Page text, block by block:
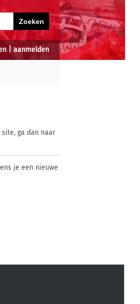
aanmelden
ga dan naar
je een nieuwe